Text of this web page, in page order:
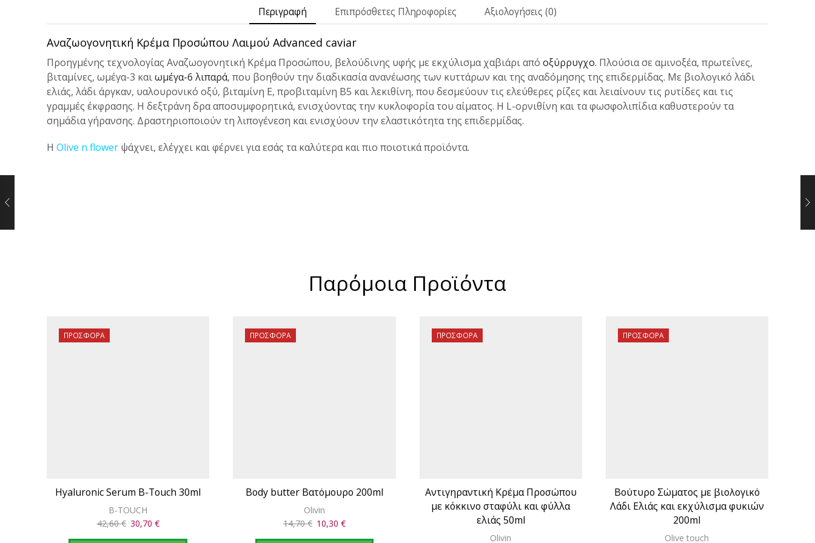
Περιγραφή Επιπρόσθετες Πληροφορίες Αξιολογήσεις (0)
Αναζωογονητική Κρέμα Προσώπου Λαιμού Advanced caviar
Προηγμένης τεχνολογίας Αναζωογονητική Κρέμα Προσώπου, βελούδινης υφής με εκχύλισμα χαβιάρι από οξύρρυγχο. Πλούσια σε αμινοξέα, πρωτεΐνες,
βιταμίνες, ωμέγα-3 καιωμέγα-6 λιπαρά, που βοηθούν την διαδικασία ανανέωσης των κυττάρων και της αναδόμησης της επιδερμίδας. Με βιολογικό λάδι
ελιάς, λάδι άργκαν, υαλουρονικό οξύ, βιταμίνη Ε, προβιταμίνη Β5 και λεκιθίνη, που δεσμεύουν τις ελεύθερες ρίζες και λειαίνουν τις ρυτίδες και τις
γραμμές έκφρασης. Η δεξτράνη δρα αποσυμφορητικά, ενισχύοντας την κυκλοφορία του αίματος. Η L-ορνιθίνη και τα φωσφολιπίδια καθυστερούν τα
σημάδια γήρανσης. Δραστηριοποιoύν τη λιπογένεση και ενισχύουν την ελαστικότητα της επιδερμίδας.
Η Olive n flower ψάχνει, ελέγχει και φέρνει για εσάς τα καλύτερα και πιο ποιοτικά προϊόντα.
Παρόμοια Προϊόντα
ΠΡΟΣΦΟΡΆ
Hyaluronic Serum B-Touch 30ml
B-TOUCH
42,60€ Original
30,70 €Η
ΠΡΟΣΦΟΡΆ
Body butter Βατόμουρο 200ml
Olivin
14,70€ Original
10,30 €Η
ΠΡΟΣΦΟΡΆ
Αντιγηραντική Κρέμα Προσώπου
με κόκκινο σταφύλι και φύλλα
ελιάς 50ml
Olivin
ΠΡΟΣΦΟΡΆ
Βούτυρο Σώματος με βιολογικό
Λάδι Ελιάς και εκχύλισμα φυκιών
200ml
Olive touch